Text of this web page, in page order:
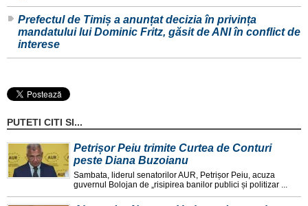
Prefectul de Timiș a anunțat decizia în privința
mandatului lui Dominic Fritz, găsit de ANI în conflict de
interese
PUTETI CITI SI...
Petrișor Peiu trimite Curtea de Conturi
peste Diana Buzoianu
Sambata, liderul senatorilor AUR, Petrișor Peiu, acuza
guvernul Bolojan de „risipirea banilor publici și politizar ...